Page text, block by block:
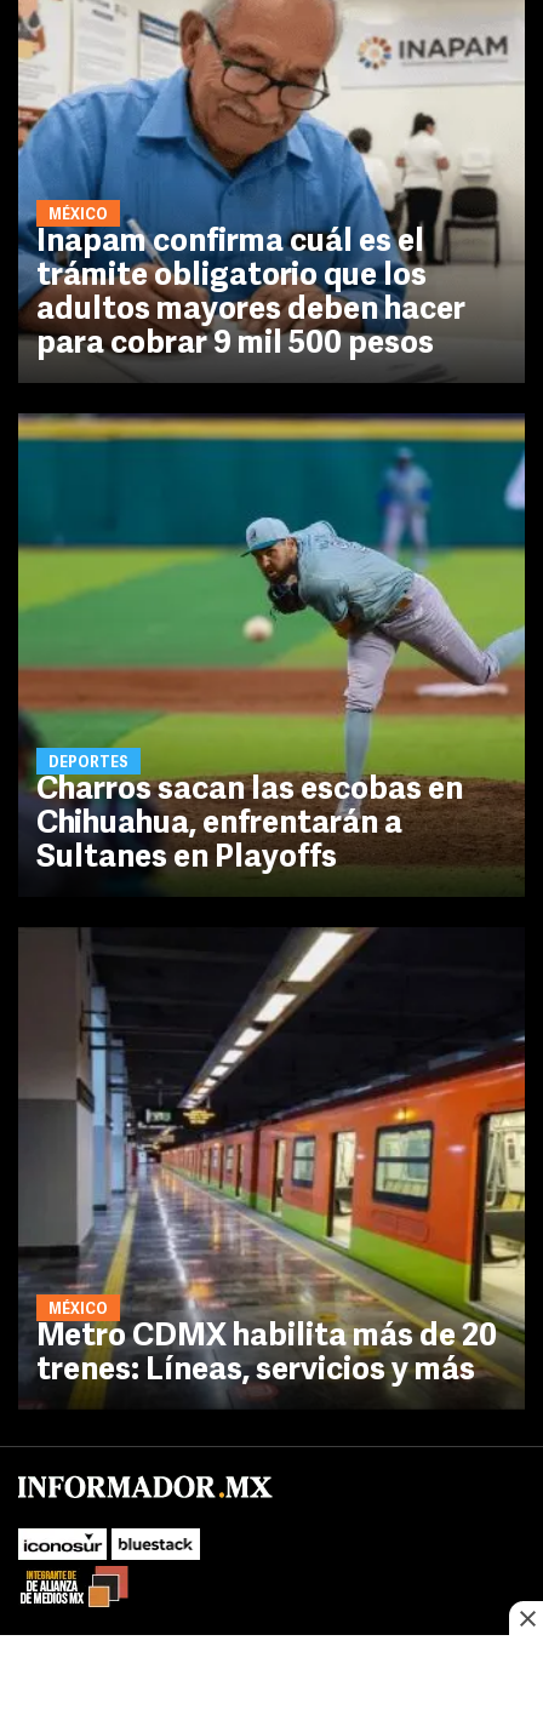
MÉXICO
Inapam confirma cuál es el
trámite obligatorio que los
adultos mayores deben hacer
para cobrar 9 mil 500 pesos
DEPORTES
Charros sacan las escobas en
Chihuahua, enfrentarán a
Sultanes en Playoffs
MÉXICO
Metro CDMX habilita más de 20
trenes: Líneas, servicios y más